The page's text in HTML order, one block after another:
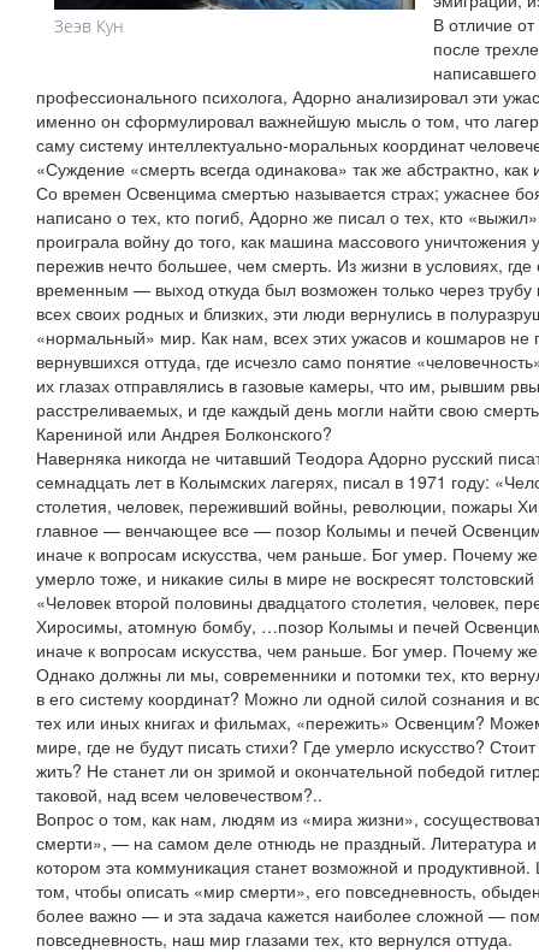
Зеэв Кун
В отличие
после
профессионального психолога, Адорно анализировал эти
именно он сформулировал важнейшую мысль о том, что
саму систему интеллектуально-моральных координат
«Суждение «смерть всегда одинакова» так же абстрактно,
Со времен Освенцима смертью называется страх; ужаснее
написано о тех, кто погиб, Адорно же писал о тех, кто
проиграла войну до того, как машина массового
пережив нечто большее, чем смерть. Из жизни в условиях,
временным — выход откуда был возможен только через
всех своих родных и близких, эти люди вернулись в
«нормальный» мир. Как нам, всех этих ужасов и кошмаров не
вернувшихся оттуда, где исчезло само понятие
их глазах отправлялись в газовые камеры, что им, рывшим
расстреливаемых, и где каждый день могли найти свою
Карениной или Андрея Болконского?
Наверняка никогда не читавший Теодора Адорно русский
семнадцать лет в Колымских лагерях, писал в 1971 году:
столетия, человек, переживший войны, революции, пожары
главное — венчающее все — позор Колымы и печей
иначе к вопросам искусства, чем раньше. Бог умер. Почему
умерло тоже, и никакие силы в мире не воскресят
«Человек второй половины двадцатого столетия, человек,
Хиросимы, атомную бомбу, …позор Колымы и печей
иначе к вопросам искусства, чем раньше. Бог умер. Почему
Однако должны ли мы, современники и потомки тех, кто
в его систему координат? Можно ли одной силой сознания и
тех или иных книгах и фильмах, «пережить» Освенцим?
мире, где не будут писать стихи? Где умерло искусство?
жить? Не станет ли он зримой и окончательной победой
таковой, над всем человечеством?..
Вопрос о том, как нам, людям из «мира жизни»,
смерти», — на самом деле отнюдь не праздный. Литература и
котором эта коммуникация станет возможной и
том, чтобы описать «мир смерти», его повседневность,
более важно — и эта задача кажется наиболее сложной —
повседневность, наш мир глазами тех, кто вернулся оттуда.